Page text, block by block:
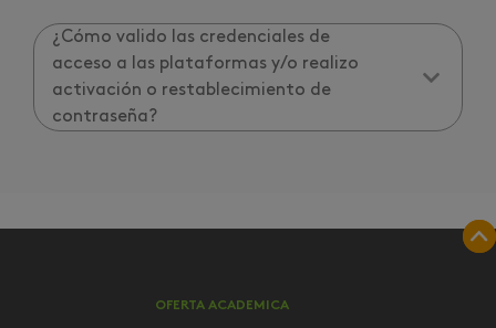
¿Cómo valido las credenciales de
acceso a las plataformas y/o realizo
activación o restablecimiento de
contraseña?
OFERTA ACADEMICA